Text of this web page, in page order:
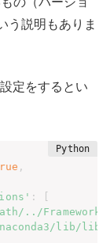
う説明もありま
定をするとい
,
:
[
../
lib/